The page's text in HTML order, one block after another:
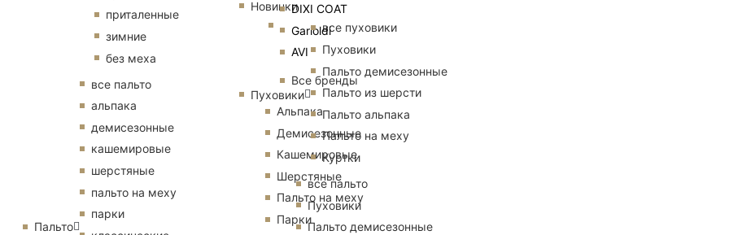
DIXI COAT
Garioldi
AVI
Все бренды
Альпака
Демисезонные
Кашемировые
Шерстяные
Пальто на меху
Парки
приталенные
зимние
без меха
Пальто
все пальто
альпака
демисезонные
кашемировые
шерстяные
пальто на меху
парки
Новинки
Пуховики
все пуховики
Пуховики
Пальто демисезонные
Пальто из шерсти
Пальто альпака
Пальто на меху
Куртки
все пальто
Пуховики
Пальто демисезонные